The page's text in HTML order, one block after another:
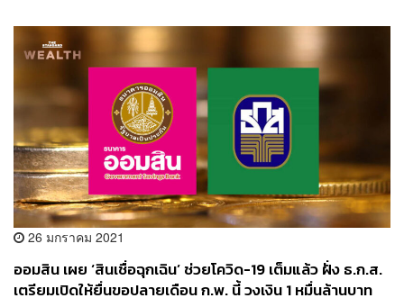
26 มกราคม 2021
ออมสิน เผย ‘สินเชื่อฉุกเฉิน’ ช่วยโควิด-19 เต็มแล้ว ฝั่ง ธ.ก.ส.
เตรียมเปิดให้ยื่นขอปลายเดือน ก.พ. นี้ วงเงิน 1 หมื่นล้านบาท